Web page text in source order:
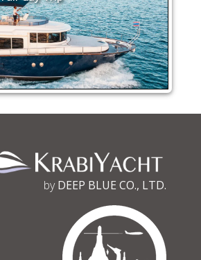
byDEEP BLUE CO., LTD.